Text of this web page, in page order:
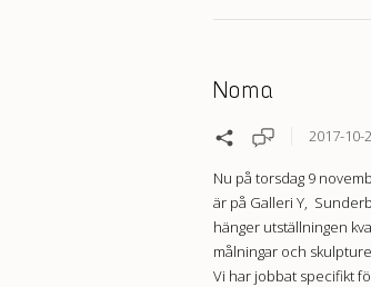
Noma
2017-10-
Nu på torsdag 9
är på Galleri Y,
hänger utställningen
målningar och
Vi har jobbat specifikt